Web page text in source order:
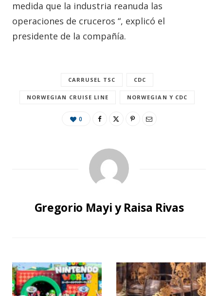
medida que la industria reanuda las
operaciones de cruceros “, explicó el
presidente de la compañía.
CARRUSEL TSC CDC
NORWEGIAN CRUISE LINE NORWEGIAN Y CDC
0
Gregorio Mayi y Raisa Rivas